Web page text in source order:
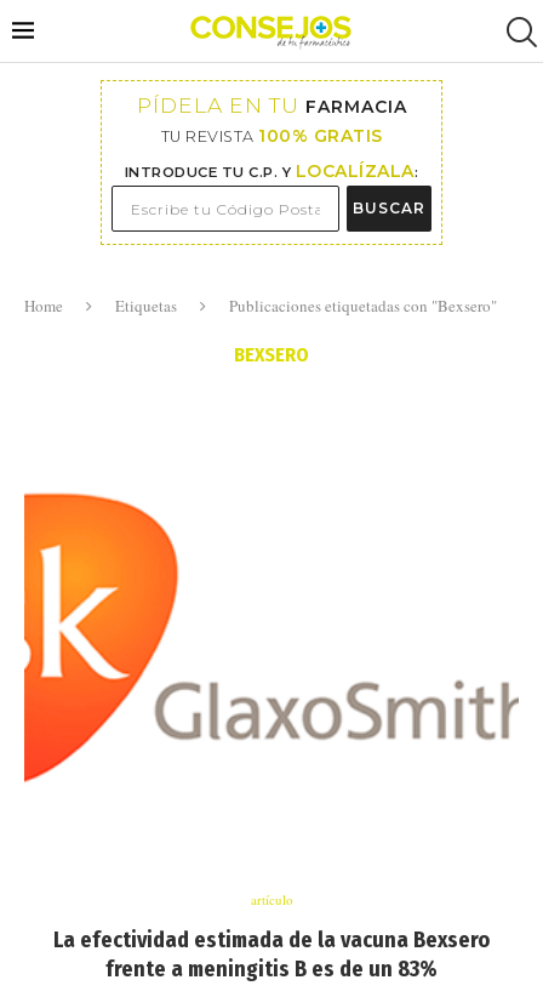
PÍDELA EN TU FARMACIA
TU REVISTA 100% GRATIS
INTRODUCE TU C.P. Y LOCALÍZALA:
BUSCAR
Home Etiquetas Publicaciones etiquetadas con "Bexsero"
BEXSERO
artículo
La efectividad estimada de la vacuna Bexsero
frente a meningitis B es de un 83%